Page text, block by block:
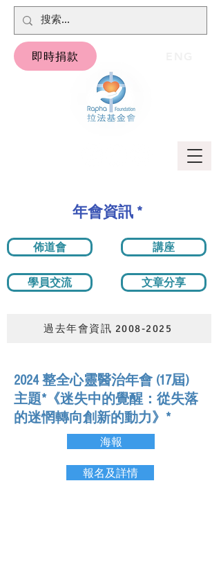
即時捐款
年會資訊 *
佈道會
學員交流
講座
文章分享
過去年會資訊 2008-2025
2024 整全心靈醫治年會 (17屆)
主題*《迷失中的覺醒：從失落
的迷惘轉向創新的動力》*
海報
報名及詳情